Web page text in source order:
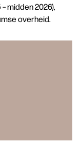
midden 2026),
overheid.